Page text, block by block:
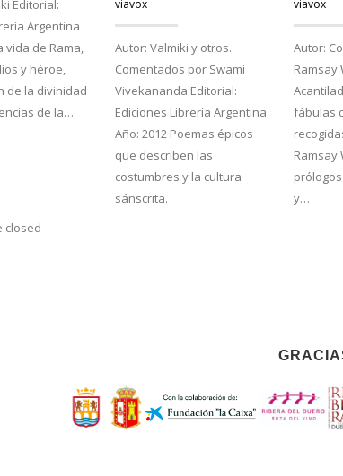
Editorial:
Argentina
vida de Rama,
y héroe,
de la divinidad
de la…
viavox
Autor: Valmiki y otros.
Comentados por Swami
Vivekananda Editorial:
Ediciones Librería Argentina
Año: 2012 Poemas épicos
que describen las
costumbres y la cultura
sánscrita.
viavox
Autor:
Ramsay
fábulas
Ramsay
y…
closed